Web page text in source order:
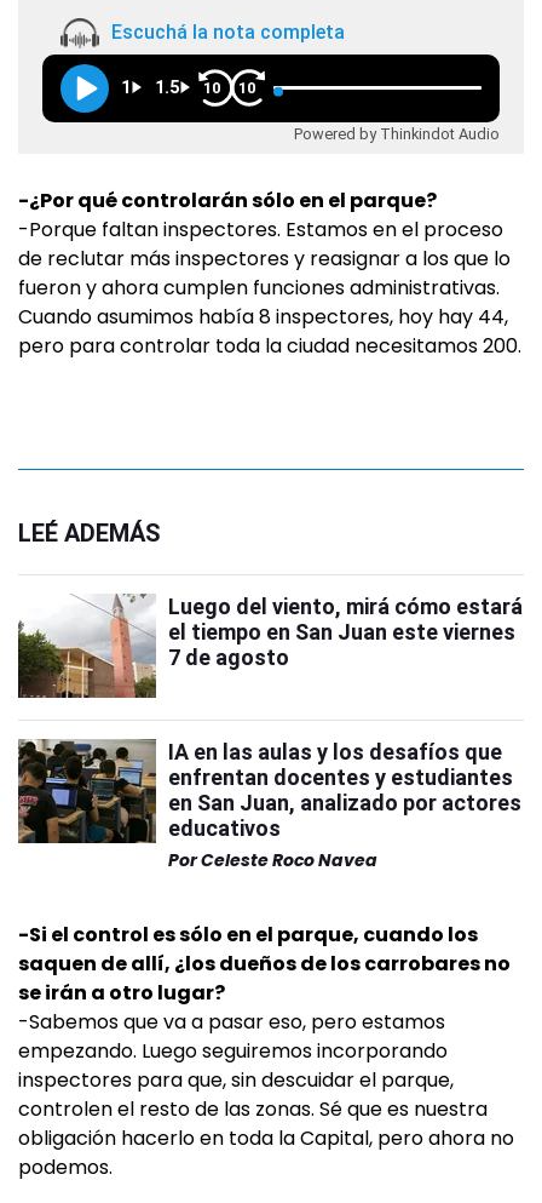
Escuchá la nota completa
1 1.5 10 10
Powered by Thinkindot Audio
-¿Por qué controlarán sólo en el parque?
-Porque faltan inspectores. Estamos en el proceso
de reclutar más inspectores y reasignar a los que lo
fueron y ahora cumplen funciones administrativas.
Cuando asumimos había 8 inspectores, hoy hay 44,
pero para controlar toda la ciudad necesitamos 200.
LEÉ ADEMÁS
Luego del viento, mirá cómo estará
el tiempo en San Juan este viernes
7 de agosto
IA en las aulas y los desafíos que
enfrentan docentes y estudiantes
en San Juan, analizado por actores
educativos
PorCeleste Roco Navea
-Si el control es sólo en el parque, cuando los
saquen de allí, ¿los dueños de los carrobares no
se irán a otro lugar?
-Sabemos que va a pasar eso, pero estamos
empezando. Luego seguiremos incorporando
inspectores para que, sin descuidar el parque,
controlen el resto de las zonas. Sé que es nuestra
obligación hacerlo en toda la Capital, pero ahora no
podemos.